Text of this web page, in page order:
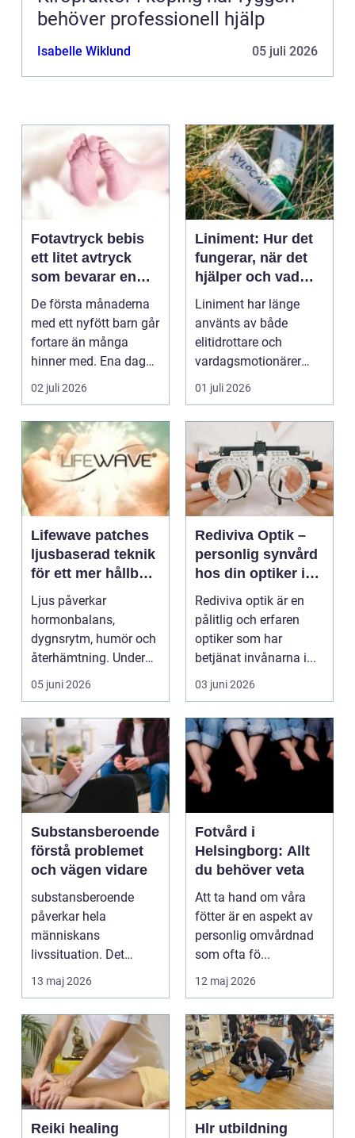
behöver professionell hjälp
Isabelle Wiklund 05 juli 2026
Fotavtryck bebis
ett litet avtryck
som bevarar en
stor stund
De första månaderna
med ett nyfött barn går
fortare än många
hinner med. Ena dagen
ryms hela foten i...
02 juli 2026
Liniment: Hur det
fungerar, när det
hjälper och vad
man bör tänka på
Liniment har länge
använts av både
elitidrottare och
vardagsmotionärer
för...
01 juli 2026
Lifewave patches
ljusbaserad teknik
för ett mer hållbart
välbefinnande
Ljus påverkar
hormonbalans,
dygnsrytm, humör och
återhämtning. Under
senare år har en ny typ
av prod...
05 juni 2026
Rediviva Optik –
personlig synvård
hos din optiker i
Uppsala
Rediviva optik är en
pålitlig och erfaren
optiker som har
betjänat invånarna i...
03 juni 2026
Substansberoende
förstå problemet
och vägen vidare
substansberoende
påverkar hela
människans
livssituation. Det
handlar sällan bara
om alkohol, narkoti...
13 maj 2026
Fotvård i
Helsingborg: Allt
du behöver veta
Att ta hand om våra
fötter är en aspekt av
personlig omvårdnad
som ofta fö...
12 maj 2026
Reiki healing
Hlr utbildning